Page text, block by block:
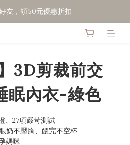
友，領50元優惠折扣
友，領50元優惠折扣
3D剪裁前交
眠內衣-綠色
、27項嚴苛測試
奶不壓胸、餵完不空杯
媽咪